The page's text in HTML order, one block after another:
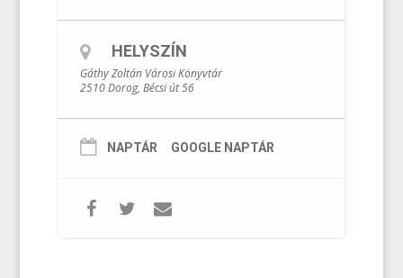
HELYSZÍN
Gáthy Zoltán Városi Könyvtár
2510 Dorog, Bécsi út 56
NAPTÁR GOOGLE NAPTÁR